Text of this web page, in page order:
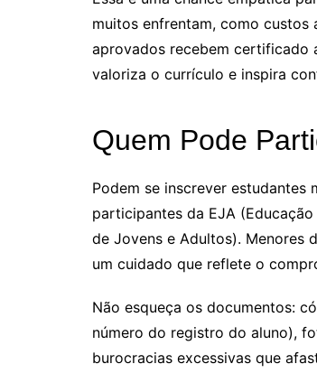
muitos enfrentam, como custos
aprovados recebem certificado
valoriza o currículo e inspira
Quem Pode
Podem se inscrever estudantes
participantes da EJA
de Jovens e Adultos). Menores
um cuidado que reflete o
Não esqueça os documentos:
número do registro do aluno),
burocracias excessivas que